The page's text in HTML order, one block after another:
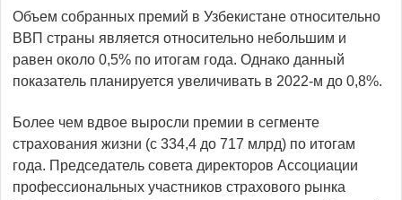
Объем собранных премий в Узбекистане относительно
ВВП страны является относительно небольшим и
равен около 0,5% по итогам года. Однако данный
показатель планируется увеличивать в 2022-м до 0,8%.
Более чем вдвое выросли премии в сегменте
страхования жизни (с 334,4 до 717 млрд) по итогам
года. Председатель совета директоров Ассоциации
профессиональных участников страхового рынка